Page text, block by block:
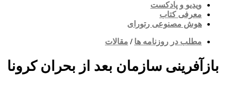
ویدیو و پادکست
معرفی کتاب
هوش مصنوعی رتورای
مطلب در روزنامه ها / مقالات
بازآفرینی سازمان بعد از بحران کرونا